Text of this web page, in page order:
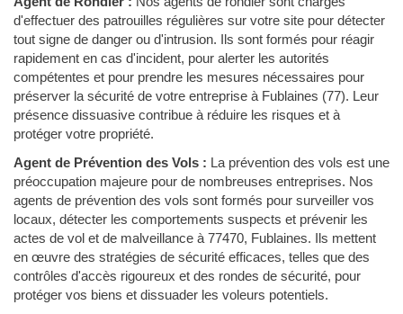
d'effectuer des patrouilles régulières sur votre site pour détecter
tout signe de danger ou d'intrusion. Ils sont formés pour réagir
rapidement en cas d'incident, pour alerter les autorités
compétentes et pour prendre les mesures nécessaires pour
préserver la sécurité de votre entreprise à Fublaines (77). Leur
présence dissuasive contribue à réduire les risques et à
protéger votre propriété.
Agent de Prévention des Vols : La prévention des vols est une
préoccupation majeure pour de nombreuses entreprises. Nos
agents de prévention des vols sont formés pour surveiller vos
locaux, détecter les comportements suspects et prévenir les
actes de vol et de malveillance à 77470, Fublaines. Ils mettent
en œuvre des stratégies de sécurité efficaces, telles que des
contrôles d'accès rigoureux et des rondes de sécurité, pour
protéger vos biens et dissuader les voleurs potentiels.